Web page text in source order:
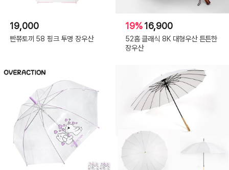
19,000
빤쮸토끼 58 핑크 투명 장우산
19%16,900
52홈 클래식 8K 대형우산 튼튼한
장우산